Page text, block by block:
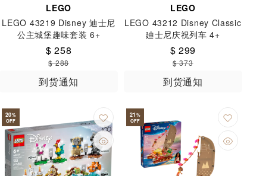
LEGO
LEGO 43219 Disney 迪士尼
公主城堡趣味套装​ 6+
$ 258
$ 288
到货通知
LEGO
LEGO 43212 Disney Classic
廸士尼庆祝列车 4+
$ 299
$ 373
到货通知
20%
OFF
21%
OFF